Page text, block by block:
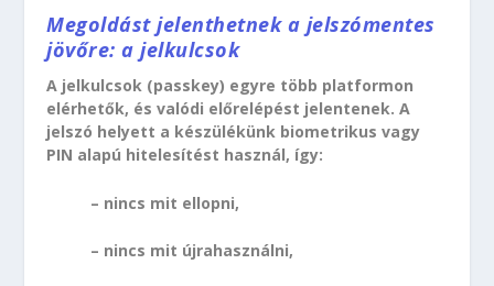
Megoldást jelenthetnek a jelszómentes
jövőre: a jelkulcsok
A jelkulcsok (passkey) egyre több platformon
elérhetők, és valódi előrelépést jelentenek. A
jelszó helyett a készülékünk biometrikus vagy
PIN alapú hitelesítést használ, így:
– nincs mit ellopni,
– nincs mit újrahasználni,